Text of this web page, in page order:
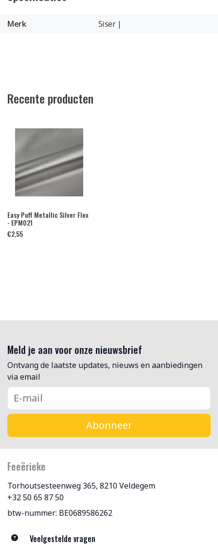
Merk Siser |
Recente producten
Easy Puff Metallic Silver Flex
- EPM021
€2,55
Meld je aan voor onze nieuwsbrief
Ontvang de laatste updates, nieuws en aanbiedingen
via email
Abonneer
Feeërieke
Torhoutsesteenweg 365, 8210 Veldegem
+32 50 65 87 50
btw-nummer: BE0689586262
Veelgestelde vragen